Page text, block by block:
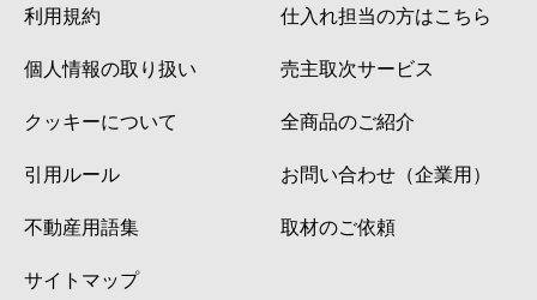
利用規約
個人情報の取り扱い
クッキーについて
引用ルール
不動産用語集
サイトマップ
仕入れ担当の方はこちら
売主取次サービス
全商品のご紹介
お問い合わせ（企業用）
取材のご依頼